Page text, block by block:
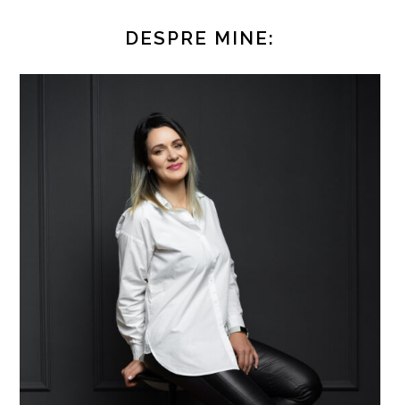
DESPRE MINE: